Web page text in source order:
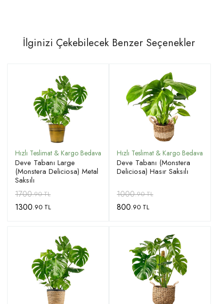
İlginizi Çekebilecek Benzer Seçenekler
Deve Tabanı Large
(Monstera Deliciosa) Metal
Saksılı
1700.90 TL
1300.90 TL
Deve Tabanı (Monstera
Deliciosa) Hasır Saksılı
1000.90 TL
800.90 TL